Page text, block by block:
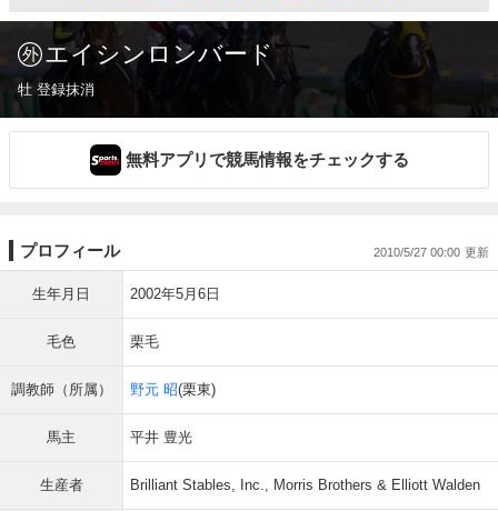
エイシンロンバード
牡 登録抹消
無料アプリで競馬情報をチェックする
プロフィール 2010/5/27 00:00
生年月日 2002年5月6日
毛色 栗毛
調教師（所属） 野元 昭(栗東)
馬主 平井 豊光
生産者 Brilliant Stables, Inc., Morris Brothers & Elliott Walden